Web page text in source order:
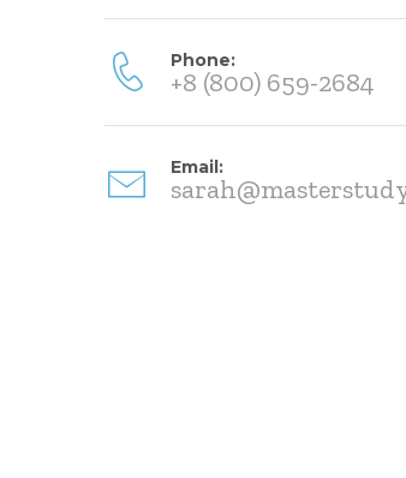
Phone:
+8 (800) 659-2684
Email: